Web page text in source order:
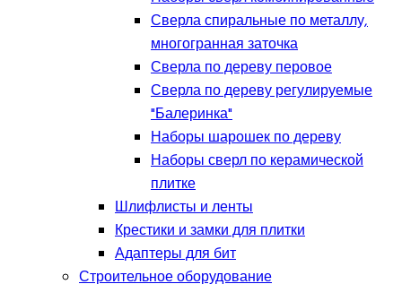
Сверла спиральные по металлу,
многогранная заточка
Сверла по дереву перовое
Сверла по дереву регулируемые
"Балеринка"
Наборы шарошек по дереву
Наборы сверл по керамической
плитке
Шлифлисты и ленты
Крестики и замки для плитки
Адаптеры для бит
Строительное оборудование